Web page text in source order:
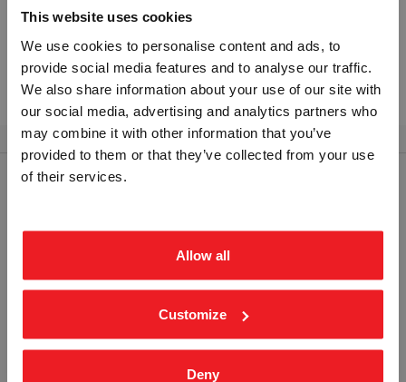
This website uses cookies
We use cookies to personalise content and ads, to
provide social media features and to analyse our traffic.
We also share information about your use of our site with
our social media, advertising and analytics partners who
may combine it with other information that you’ve
provided to them or that they’ve collected from your use
of their services.
Allow all
Customize
Deny
Bruk vårtkontaktskjema.
ett vedlegg)
Ring oss påtlf. 69 25 25 30
Vennligst velg portal
BEDRIFT PRIVAT